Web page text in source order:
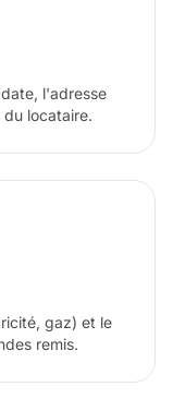
l'adresse
locataire.
gaz) et le
remis.